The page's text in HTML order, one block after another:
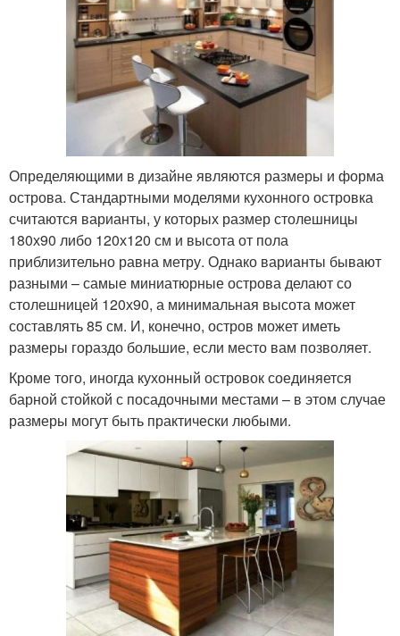
Определяющими в дизайне являются размеры и форма
острова. Стандартными моделями кухонного островка
считаются варианты, у которых размер столешницы
180х90 либо 120х120 см и высота от пола
приблизительно равна метру. Однако варианты бывают
разными – самые миниатюрные острова делают со
столешницей 120х90, а минимальная высота может
составлять 85 см. И, конечно, остров может иметь
размеры гораздо большие, если место вам позволяет.
Кроме того, иногда кухонный островок соединяется
барной стойкой с посадочными местами – в этом случае
размеры могут быть практически любыми.